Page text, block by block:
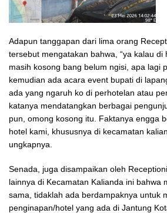
Adapun tanggapan dari lima orang
tersebut mengatakan bahwa, “ya kalau di
masih kosong bang belum ngisi, apa lagi
kemudian ada acara event bupati di
ada yang ngaruh ko di perhotelan atau
katanya mendatangkan berbagai
pun, omong kosong itu. Faktanya engga
hotel kami, khususnya di kecamatan
ungkapnya.
Senada, juga disampaikan oleh
lainnya di Kecamatan Kalianda ini bahwa
sama, tidaklah ada berdampaknya untuk
penginapan/hotel yang ada di Jantung